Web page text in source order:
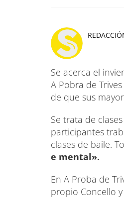
Se acerca el
A Pobra de
de que sus
Se trata de
participantes
clases de baile.
e mental».
En A Proba de
propio Concello